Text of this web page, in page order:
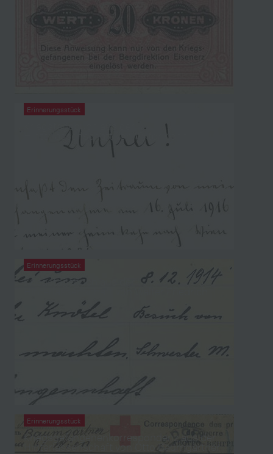
Erinnerungsstück
Kriegstagebuch aus der
Hinterlassenschaft von Viktor Kenn
Erinnerungsstück
Kriegstagebuch aus der
Erinnerungsstück
Kriegsgefangenenkorrespondenz aus der
Hinterlassenschaft von Otto Baumgartner